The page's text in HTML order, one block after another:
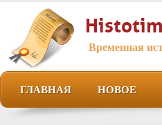
Временная
ГЛАВНАЯ НОВОЕ